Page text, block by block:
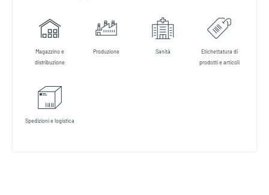
Magazzino e
distribuzione
Produzione Sanità
Etichettatura di
prodotti e articoli
Spedizioni e logistica